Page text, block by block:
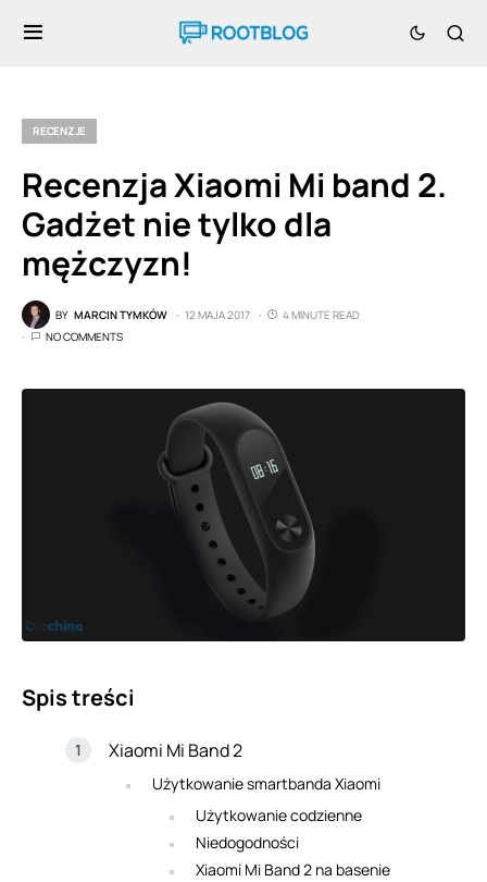
RECENZJE
Recenzja Xiaomi Mi band 2.
Gadżet nie tylko dla
mężczyzn!
BY MARCIN TYMKÓW 12 MAJA 2017
4 MINUTE READ
NO COMMENTS
Spis treści
Xiaomi Mi Band 2
Użytkowanie smartbanda Xiaomi
Użytkowanie codzienne
Niedogodności
Xiaomi Mi Band 2 na basenie